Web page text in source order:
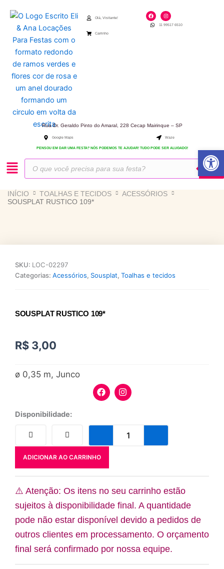
para
conteúdo
Olá, Visitante!
Carrinho
F
a
c
e
I
n
s
t
11 99517 6510
Rua Dr. Geraldo Pinto do Amaral, 228 Cecap Mairinque – SP
Google Maps Waze
PENSOU EM DAR UMA FESTA? NÓS PODEMOS TE AJUDAR! TUDO PODE SER ALUGADO!
produtos
INÍCIO TOALHAS E TECIDOS
ACESSÓRIOS
SOUSPLAT RUSTICO 109*
SKU: LOC-02297
Categorias: Acessórios, Sousplat, Toalhas e tecidos
SOUSPLAT RUSTICO 109*
R$ 3,00
ø 0,35 m, Junco
F
a
c
k
I
n
s
Disponibilidade:
109*
ADICIONAR AO CARRINHO
⚠️ Atenção: Os itens no seu carrinho estão
sujeitos à disponibilidade final. A quantidade
pode não estar disponível devido a pedidos de
outros clientes em processamento. O orçamento
final será confirmado por nossa equipe.
Abrir